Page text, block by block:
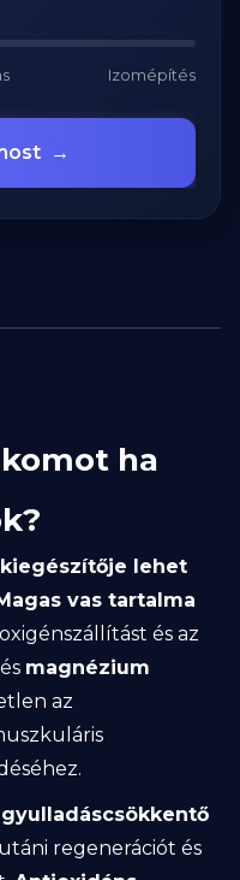
Izomépítés
→
ha
lehet
vas tartalma
és az
és magnézium
az
regenerációt és